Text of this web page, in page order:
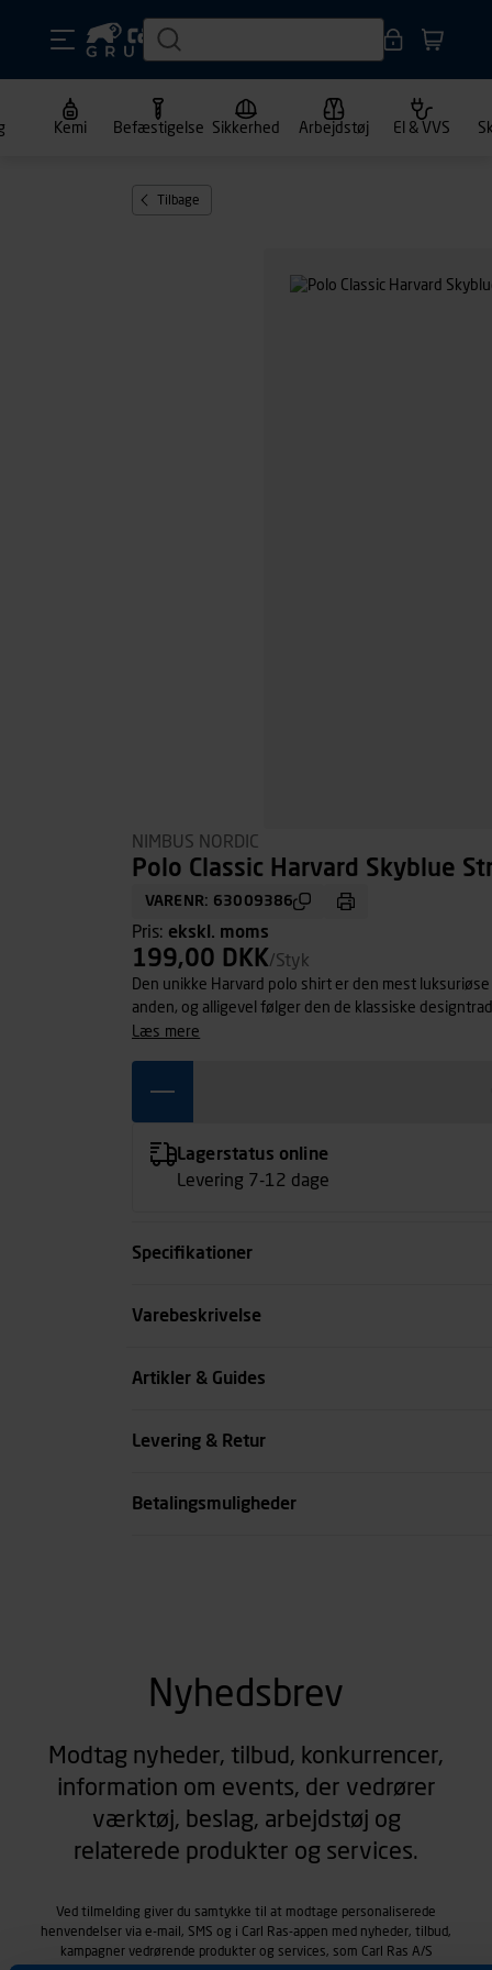
Kemi Befæstigelse Sikkerhed Arbejdstøj El & VVS
Tilbage
NIMBUS NORDIC
Polo Classic Harvard Skyblue
VARENR: 63009386
Pris: ekskl. moms
199,00 DKK/Styk
Den unikke Harvard polo shirt er den mest
anden, og alligevel følger den de klassiske
elastan, får den elastiske pasform til at føles
læs mere
Lagerstatus online
Levering 7-12 dage
Specifikationer
Farve
Varebeskrivelse
Artikler & Guides
Levering & Retur
Betalingsmuligheder
Nyhedsbrev
Modtag nyheder, tilbud, konkurrencer,
information om events, der vedrører
værktøj, beslag, arbejdstøj og
relaterede produkter og services.
Ved tilmelding giver du samtykke til at modtage personaliserede
henvendelser via e-mail, SMS og i Carl Ras-appen med nyheder, tilbud,
kampagner vedrørende produkter og services, som Carl Ras A/S